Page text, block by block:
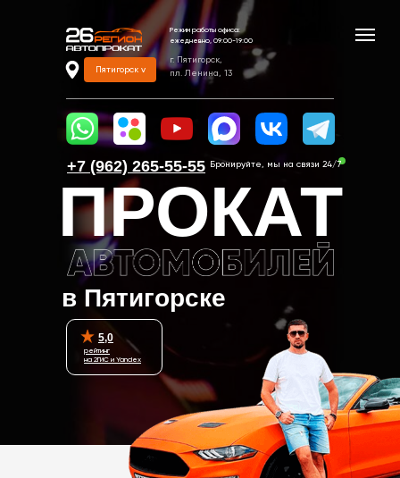
Бронируйте, мы на связи 24/7
ПРОКАТ
в Пятигорске
г. Пятигорск,
пл. Ленина, 13
Режим работы офиса:
ежедневно, 09:00-19:00
Пятигорск v
5,0
рейтинг
на 2ГИС и Yandex
+7 (962) 265-55-55‬